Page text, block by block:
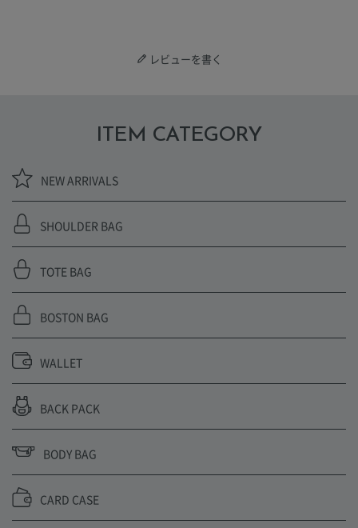
レビューを書く
ITEM CATEGORY
NEW ARRIVALS
SHOULDER BAG
TOTE BAG
BOSTON BAG
WALLET
BACK PACK
BODY BAG
CARD CASE